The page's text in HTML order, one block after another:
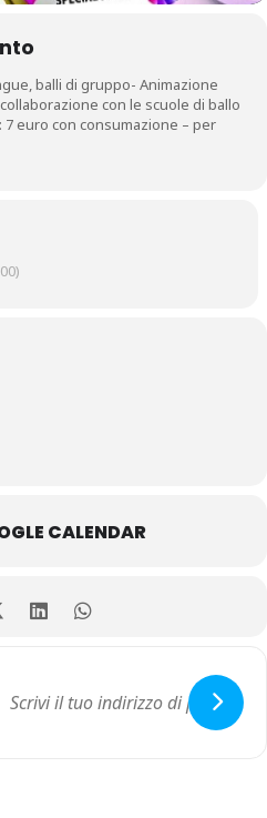
balli di gruppo- Animazione
con le scuole di ballo
: 7 euro con consumazione – per
CALENDAR